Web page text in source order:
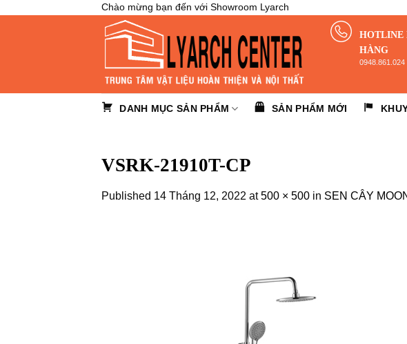
Chào mừng bạn đến với Showroom Lyarch
HOTLINE
HÀNG
0948.861.024
DANH MỤC SẢN PHẨM SẢN PHẨM MỚI
VSRK-21910T-CP
Published 14 Tháng 12, 2022 at500 × 500 in SEN CÂY